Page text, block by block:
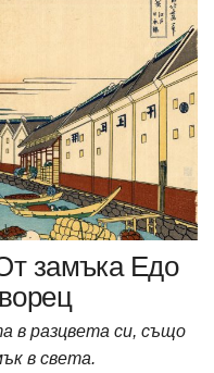
замъка Едо
в разцвета си, също
в света.